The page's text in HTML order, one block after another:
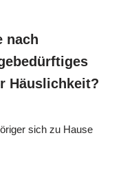
nach
Häuslichkeit?
sich zu Hause